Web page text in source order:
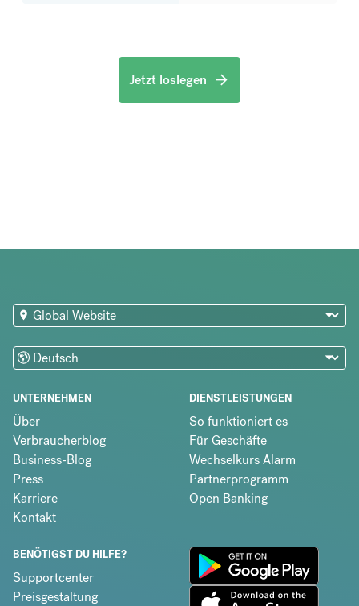
Jetzt loslegen
UNTERNEHMEN
Über
Verbraucherblog
Business-Blog
Press
Karriere
Kontakt
DIENSTLEISTUNGEN
So funktioniert es
Für Geschäfte
Wechselkurs Alarm
Partnerprogramm
Open Banking
BENÖTIGST DU HILFE?
Supportcenter
Preisgestaltung